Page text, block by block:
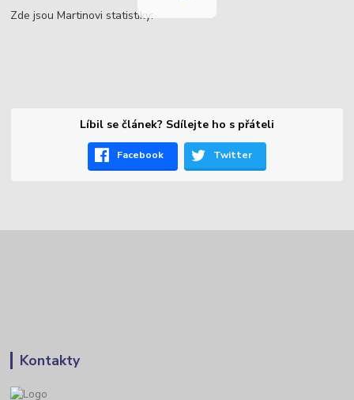
Zde jsou Martinovi statistiky:
Líbil se článek? Sdílejte ho s přáteli
Facebook Twitter
Kontakty